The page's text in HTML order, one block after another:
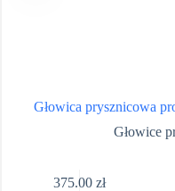
Głowica prysznicowa
Głowice
375.00zł